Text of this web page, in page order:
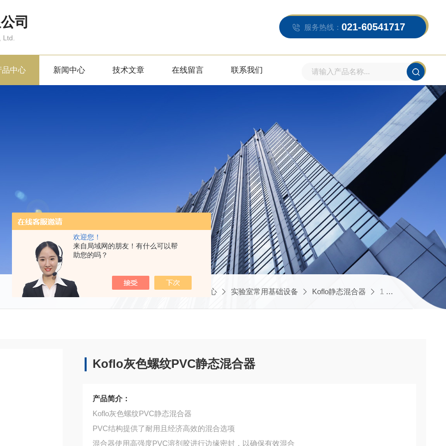
欢迎您！
来自局域网的朋友！有什么可以帮
助您的吗？
司 服务热线： 021-60541717
品中心 新闻中心 技术文章 在线留言 联系我们
当前位置：首页 产品中心 实验室常用基础设备 Koflo静态混合器 1 / 2-80-4-12-2Koflo灰色螺纹PVC静态混合器
Koflo灰色螺纹PVC静态混合器
产品简介：
Koflo灰色螺纹PVC静态混合器
PVC结构提供了耐用且经济高效的混合选项
混合器使用高强度PVC溶剂胶进行边缘密封，以确保有效混合